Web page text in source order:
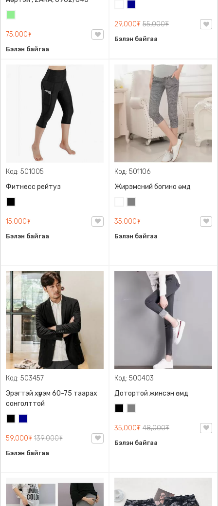
75,000₮
Бэлэн байгаа
29,000₮ 55,000₮
Бэлэн байгаа
Код: 501005
Фитнесс рейтуз
15,000₮
Бэлэн байгаа
Код: 501106
Жирэмсний богино өмд
35,000₮
Бэлэн байгаа
Код: 503457
Эрэгтэй хүрэм 60-75 таарах
сонголттой
59,000₮ 139,000₮
Бэлэн байгаа
Код: 500403
Дотортой жинсэн өмд
35,000₮ 48,000₮
Бэлэн байгаа